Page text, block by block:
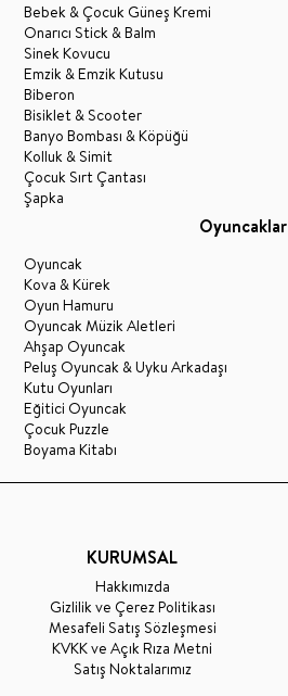
Bebek & Çocuk Güneş Kremi
Onarıcı Stick & Balm
Sinek Kovucu
Emzik & Emzik Kutusu
Biberon
Bisiklet & Scooter
Banyo Bombası & Köpüğü
Kolluk & Simit
Çocuk Sırt Çantası
Şapka
Oyuncaklar
Oyuncak
Kova & Kürek
Oyun Hamuru
Oyuncak Müzik Aletleri
Ahşap Oyuncak
Peluş Oyuncak & Uyku Arkadaşı
Kutu Oyunları
Eğitici Oyuncak
Çocuk Puzzle
Boyama Kitabı
KURUMSAL
Hakkımızda
Gizlilik ve Çerez Politikası
Mesafeli Satış Sözleşmesi
KVKK ve Açık Rıza Metni
Satış Noktalarımız